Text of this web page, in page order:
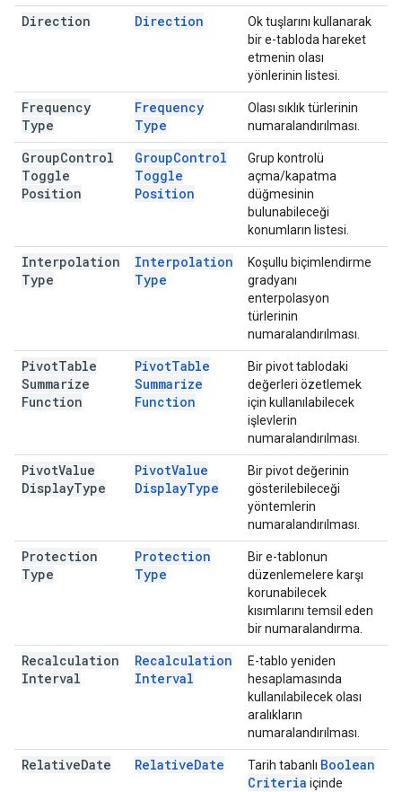
Direction Direction
Ok tuşlarını kullanarak
bir e-tabloda hareket
etmenin olası
yönlerinin listesi.
Frequency
Type
Frequency
Type
Olası sıklık türlerinin
numaralandırılması.
GroupControl
Toggle
Position
GroupControl
Toggle
Position
Grup kontrolü
açma/kapatma
düğmesinin
bulunabileceği
konumların listesi.
Interpolation
Type
Interpolation
Type
Koşullu biçimlendirme
gradyanı
enterpolasyon
türlerinin
numaralandırılması.
PivotTable
Summarize
Function
PivotTable
Summarize
Function
Bir pivot tablodaki
değerleri özetlemek
için kullanılabilecek
işlevlerin
numaralandırılması.
PivotValue
DisplayType
PivotValue
DisplayType
Bir pivot değerinin
gösterilebileceği
yöntemlerin
numaralandırılması.
Protection
Type
Protection
Type
Bir e-tablonun
düzenlemelere karşı
korunabilecek
kısımlarını temsil eden
bir numaralandırma.
Recalculation
Interval
Recalculation
Interval
E-tablo yeniden
hesaplamasında
kullanılabilecek olası
aralıkların
numaralandırılması.
RelativeDate RelativeDate Tarih tabanlı Boolean
Criteria içinde